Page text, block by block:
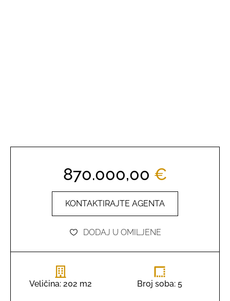
870.000,00 €
KONTAKTIRAJTE AGENTA
DODAJ U OMILJENE
Veličina: 202 m2 Broj soba: 5